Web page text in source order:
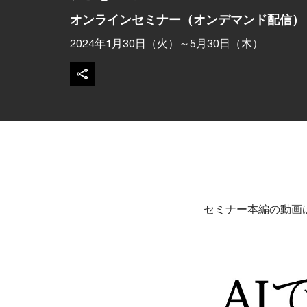
オンラインセミナー（オンデマンド配信）
2024年1月30日（火）～5月30日（木）
セミナー本編の動画